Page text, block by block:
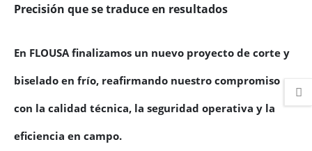
Precisión que se traduce en resultados
En FLOUSA finalizamos un nuevo proyecto de corte y
biselado en frío, reafirmando nuestro compromiso
con la calidad técnica, la seguridad operativa y la
eficiencia en campo.